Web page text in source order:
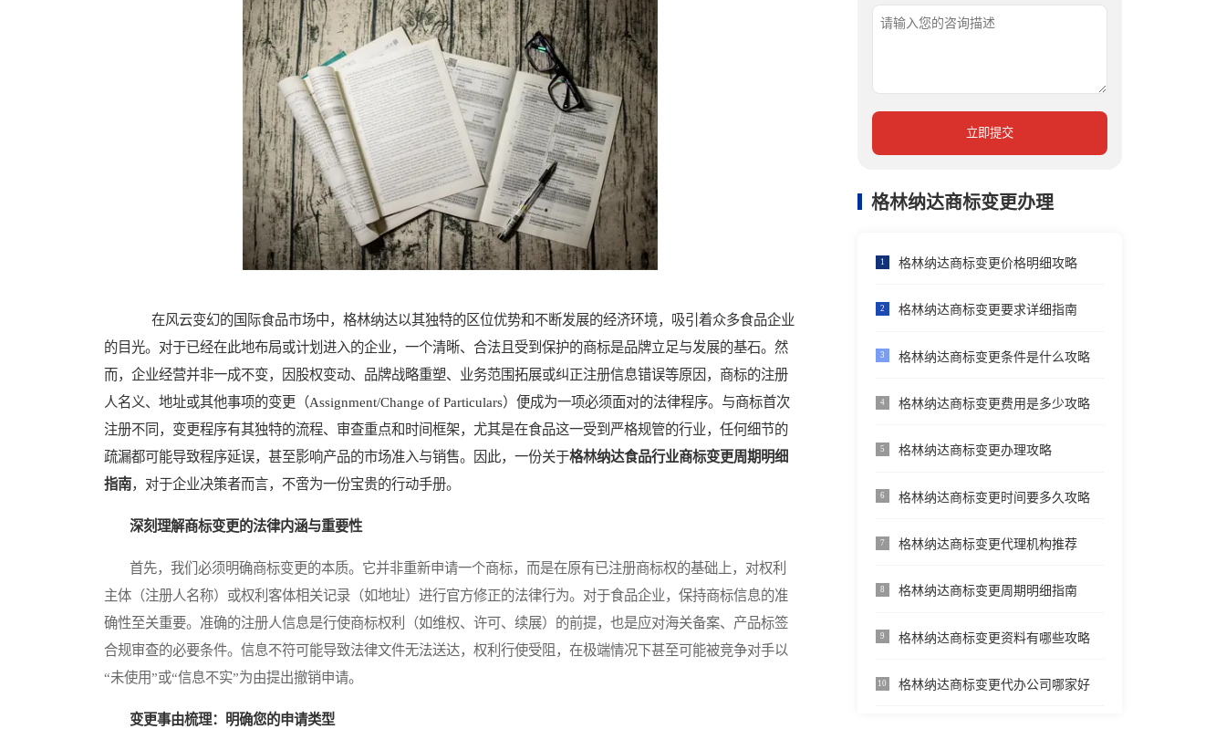
在风云变幻的国际食品市场中，格林纳达以其独特的区位优势和不断发展的经济环境，吸引着众多食品企业
的目光。对于已经在此地布局或计划进入的企业，一个清晰、合法且受到保护的商标是品牌立足与发展的基石。然
而，企业经营并非一成不变，因股权变动、品牌战略重塑、业务范围拓展或纠正注册信息错误等原因，商标的注册
人名义、地址或其他事项的变更（Assignment/Change of Particulars）便成为一项必须面对的法律程序。与商标首次
注册不同，变更程序有其独特的流程、审查重点和时间框架，尤其是在食品这一受到严格规管的行业，任何细节的
疏漏都可能导致程序延误，甚至影响产品的市场准入与销售。因此，一份关于格林纳达食品行业商标变更周期明细
指南，对于企业决策者而言，不啻为一份宝贵的行动手册。
深刻理解商标变更的法律内涵与重要性
首先，我们必须明确商标变更的本质。它并非重新申请一个商标，而是在原有已注册商标权的基础上，对权利
主体（注册人名称）或权利客体相关记录（如地址）进行官方修正的法律行为。对于食品企业，保持商标信息的准
确性至关重要。准确的注册人信息是行使商标权利（如维权、许可、续展）的前提，也是应对海关备案、产品标签
合规审查的必要条件。信息不符可能导致法律文件无法送达，权利行使受阻，在极端情况下甚至可能被竞争对手以
“未使用”或“信息不实”为由提出撤销申请。
变更事由梳理：明确您的申请类型
立即提交
格林纳达商标变更办理
1 格林纳达商标变更价格明细攻略
2 格林纳达商标变更要求详细指南
3 格林纳达商标变更条件是什么攻略
4 格林纳达商标变更费用是多少攻略
5 格林纳达商标变更办理攻略
6 格林纳达商标变更时间要多久攻略
7 格林纳达商标变更代理机构推荐
8 格林纳达商标变更周期明细指南
9 格林纳达商标变更资料有哪些攻略
10 格林纳达商标变更代办公司哪家好